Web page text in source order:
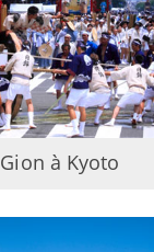
Gion à Kyoto